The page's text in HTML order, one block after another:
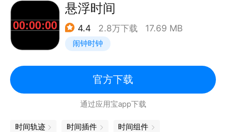
悬浮时间
4.4 2.8万下载 17.69 MB
闹钟时钟
官方下载
通过应用宝app下载
时间轨迹 时间插件 时间组件